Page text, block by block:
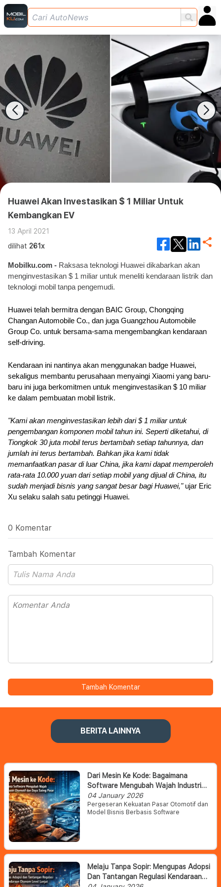
Huawei Akan Investasikan $ 1 Miliar Untuk
Kembangkan EV
13 April 2021
dilihat 261x
Mobilku.com - Raksasa teknologi Huawei dikabarkan akan
menginvestasikan $ 1 miliar untuk meneliti kendaraan listrik dan
teknologi mobil tanpa pengemudi.
Huawei telah bermitra dengan BAIC Group, Chongqing
Changan Automobile Co., dan juga Guangzhou Automobile
Group Co. untuk bersama-sama mengembangkan kendaraan
self-driving.
Kendaraan ini nantinya akan menggunakan badge Huawei,
sekaligus membantu perusahaan menyaingi Xiaomi yang baru-
baru ini juga berkomitmen untuk menginvestasikan $ 10 miliar
ke dalam pembuatan mobil listrik.
"Kami akan menginvestasikan lebih dari $ 1 miliar untuk
pengembangan komponen mobil tahun ini. Seperti diketahui, di
Tiongkok 30 juta mobil terus bertambah setiap tahunnya, dan
jumlah ini terus bertambah. Bahkan jika kami tidak
memanfaatkan pasar di luar China, jika kami dapat memperoleh
rata-rata 10.000 yuan dari setiap mobil yang dijual di China, itu
sudah menjadi bisnis yang sangat besar bagi Huawei," ujar Eric
Xu selaku salah satu petinggi Huawei.
0 Komentar
Tambah Komentar
Tambah Komentar
BERITA LAINNYA
Dari Mesin Ke Kode: Bagaimana
Software Mengubah Wajah Industri
Otomotif Dan Daya Saing Pasar
04 January 2026
Pergeseran Kekuatan Pasar Otomotif dan
Model Bisnis Berbasis Software
Melaju Tanpa Sopir: Mengupas Adopsi
Dan Tantangan Regulasi Kendaraan